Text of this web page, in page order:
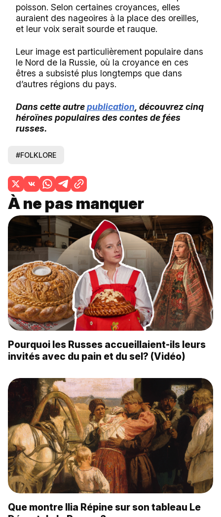
poisson. Selon certaines croyances, elles
auraient des nageoires à la place des oreilles,
et leur voix serait sourde et rauque.
Leur image est particulièrement populaire dans
le Nord de la Russie, où la croyance en ces
êtres a subsisté plus longtemps que dans
d’autres régions du pays.
Dans cette autrepublication , découvrez cinq
héroïnes populaires des contes de fées
russes.
#FOLKLORE
À ne pas manquer
Pourquoi les Russes accueillaient-ils leurs
invités avec du pain et du sel? (Vidéo)
Que montre Ilia Répine sur son tableau Le